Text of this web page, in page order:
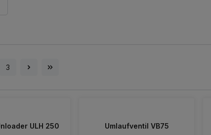
3
ULH 250 Umlaufventil VB75